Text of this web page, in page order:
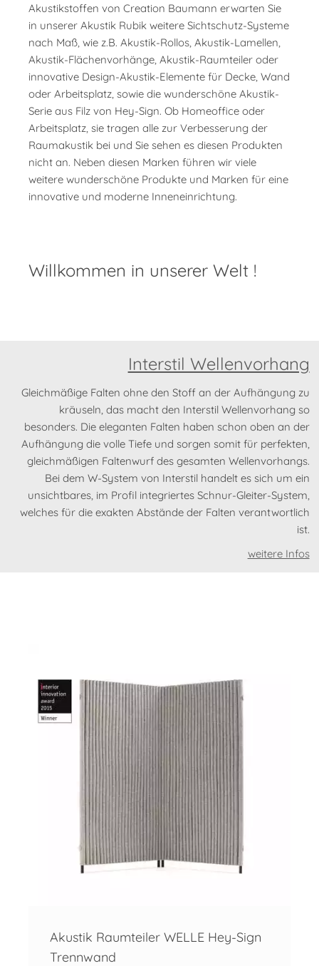
Akustikstoffen von Creation Baumann erwarten Sie
in unserer Akustik Rubik weitere Sichtschutz-Systeme
nach Maß, wie z.B. Akustik-Rollos, Akustik-Lamellen,
Akustik-Flächenvorhänge, Akustik-Raumteiler oder
innovative Design-Akustik-Elemente für Decke, Wand
oder Arbeitsplatz, sowie die wunderschöne Akustik-
Serie aus Filz von Hey-Sign. Ob Homeoffice oder
Arbeitsplatz, sie tragen alle zur Verbesserung der
Raumakustik bei und Sie sehen es diesen Produkten
nicht an. Neben diesen Marken führen wir viele
weitere wunderschöne Produkte und Marken für eine
innovative und moderne Inneneinrichtung.
Willkommen in unserer Welt !
Interstil Wellenvorhang
Gleichmäßige Falten ohne den Stoff an der Aufhängung zu
kräuseln, das macht den Interstil Wellenvorhang so
besonders. Die eleganten Falten haben schon oben an der
Aufhängung die volle Tiefe und sorgen somit für perfekten,
gleichmäßigen Faltenwurf des gesamten Wellenvorhangs.
Bei dem W-System von Interstil handelt es sich um ein
unsichtbares, im Profil integriertes Schnur-Gleiter-System,
welches für die exakten Abstände der Falten verantwortlich
ist.
weitere Infos
Akustik Raumteiler WELLE Hey-Sign
Trennwand